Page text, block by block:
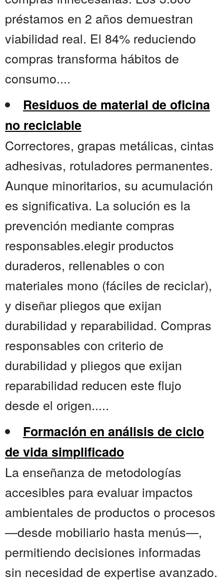
préstamos en 2 años demuestran
viabilidad real. El 84% reduciendo
compras transforma hábitos de
consumo....
Residuos de material de oficina
no reciclable
Correctores, grapas metálicas, cintas
adhesivas, rotuladores permanentes.
Aunque minoritarios, su acumulación
es significativa. La solución es la
prevención mediante compras
responsables.elegir productos
duraderos, rellenables o con
materiales mono (fáciles de reciclar),
y diseñar pliegos que exijan
durabilidad y reparabilidad. Compras
responsables con criterio de
durabilidad y pliegos que exijan
reparabilidad reducen este flujo
desde el origen.....
Formación en análisis de ciclo
de vida simplificado
La enseñanza de metodologías
accesibles para evaluar impactos
ambientales de productos o procesos
—desde mobiliario hasta menús—,
permitiendo decisiones informadas
sin necesidad de expertise avanzado.